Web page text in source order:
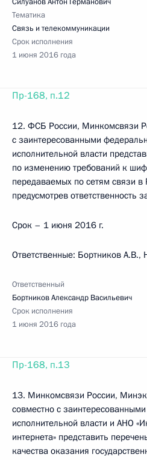
Тематика
Связь и телекоммуникации
Срок исполнения
1 июня 2016 года
Пр-168, п.12
12. ФСБ России, Минкомсвязи
с заинтересованными
исполнительной власти
по изменению требований к
передаваемых по сетям связи
предусмотрев ответственность
Срок – 1 июня 2016 г.
Ответственные: Бортников А.В.,
Ответственный
Бортников Александр Васильевич
Срок исполнения
1 июня 2016 года
Пр-168, п.13
13. Минкомсвязи России,
совместно с
исполнительной власти и АНО
интернета» представить
качества оказания